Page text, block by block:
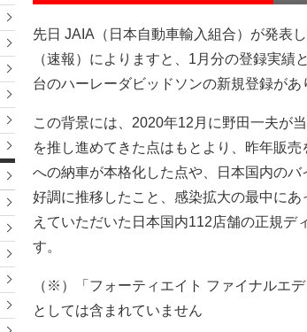
先日 JAIA（日本自動車輸入組合）が発表
（速報）によりますと、1月分の登録実
台のハーレーダビッドソンの新規登録があ
この背景には、2020年12月に野田一夫が
を推し進めてきた点はもとより、昨年販売
への納車が本格化した点や、日本国内の
好調に推移したこと、感染拡大の最中に
えていただいた日本国内112店舗の正規
す。
（※）「フォーティエイト ファイナルエ
としては含まれていません